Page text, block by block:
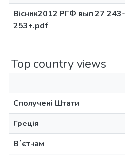
Вісник2012 РГФ вып 27 243-
253+.pdf
Top country views
Сполучені Штати
Греція
Вʼєтнам